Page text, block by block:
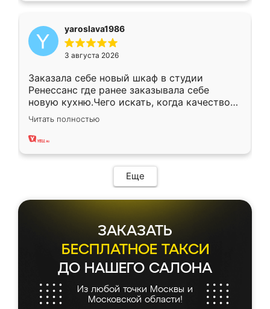
yaroslava1986
3 августа 2026
Заказала себе новый шкаф в студии
Ренессанс где ранее заказывала себе
новую кухню.Чего искать, когда качеством
вполне довольна. Служит кухня уже почти
два года, нареканий нет.
Читать полностью
Еще
ЗАКАЗАТЬ
БЕСПЛАТНОЕ ТАКСИ
ДО НАШЕГО САЛОНА
Из любой точки Москвы и
Московской области!